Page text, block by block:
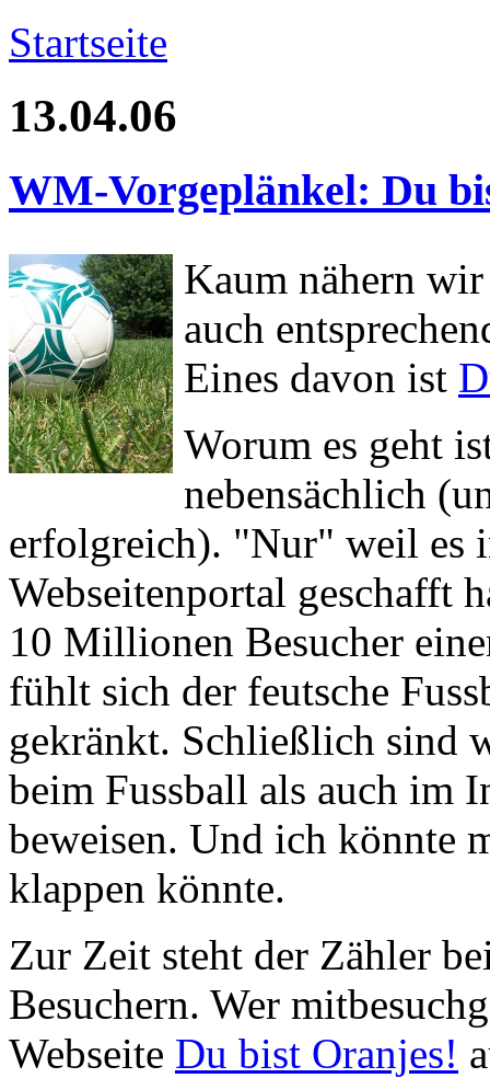
Startseite
13.04.06
WM-Vorgeplänkel: Du
Kaum nähern
auch
Eines davon ist
Worum es geht
nebensächlich
erfolgreich). "Nur" weil es
Webseitenportal geschafft
10 Millionen Besucher
fühlt sich der feutsche
gekränkt. Schließlich sind
beim Fussball als auch im
beweisen. Und ich könnte
klappen könnte.
Zur Zeit steht der Zähler
Besuchern. Wer
Webseite Du bist Oranjes!